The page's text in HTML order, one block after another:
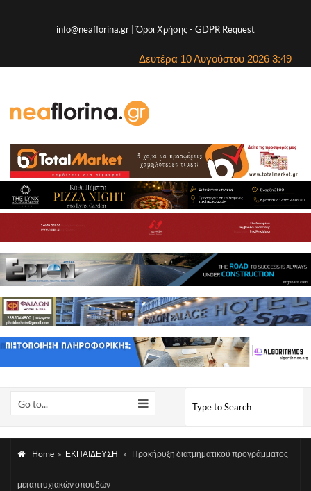
info@neaflorina.gr |Όροι Χρήσης- GDPR Request
Δευτέρα 10 Αυγούστου 2026 3:49
Go to...
Home » ΕΚΠΑΙΔΕΥΣΗ » Προκήρυξη διατμηματικού προγράμματος
μεταπτυχιακών σπουδών